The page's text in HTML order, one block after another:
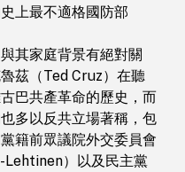
上最不適格國防部
其家庭背景有絕對關
茲（Ted Cruz）在聽
巴共產革命的歷史，而
多以反共立場著稱，包
籍前眾議院外交委員會
Lehtinen）以及民主黨